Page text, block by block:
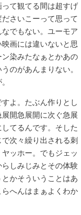
て観てる間は超すげ
さいこーって思って
でもない。ユーモア
画には違いないと思
染みたなぁとかあの
のがあんまりない。
よ。たぶん作りとし
開急展開に次ぐ急展
てるんです。そした
次々繰り出される刺
ッホー。でもジェッ
しみじみとその体験
かそういうことはあ
へんはまぁよくわか